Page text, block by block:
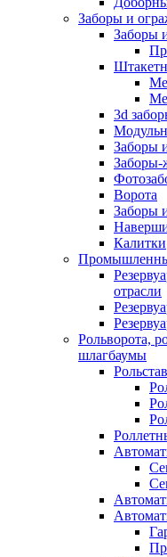
Заборы и
Заборы
3d
Заборы
Заборы-
Ворота
Заборы
Калитки
отрасли
Рольворота,
шлагбаумы